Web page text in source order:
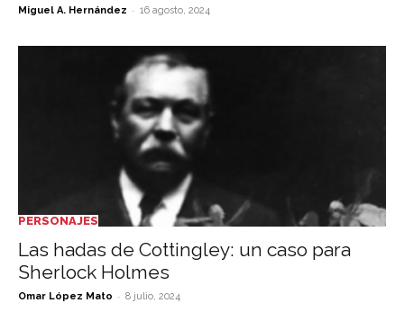
Miguel A. Hernández - 16 agosto, 2024
PERSONAJES
Las hadas de Cottingley: un caso para
Sherlock Holmes
Omar López Mato - 8 julio, 2024